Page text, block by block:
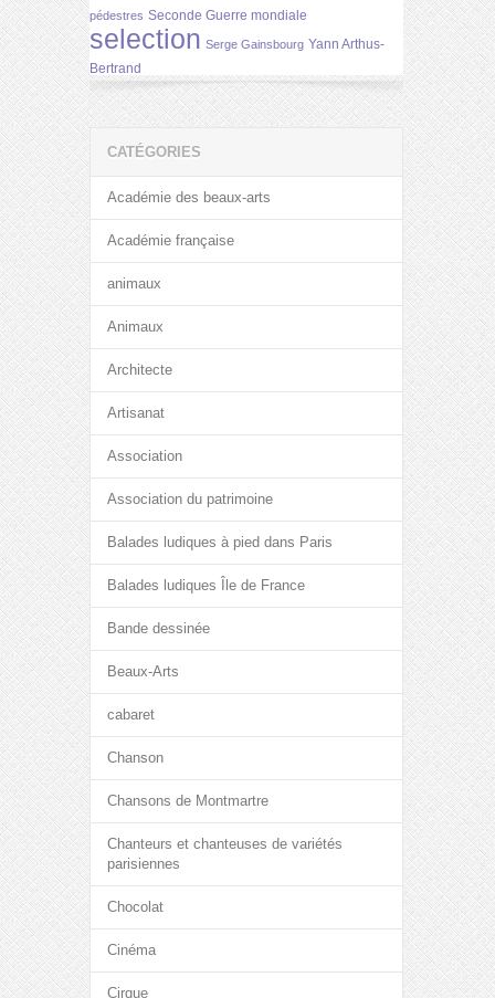
pédestres Seconde Guerre mondiale
selection Serge Gainsbourg Yann Arthus-
Bertrand
CATÉGORIES
Académie des beaux-arts
Académie française
animaux
Animaux
Architecte
Artisanat
Association
Association du patrimoine
Balades ludiques à pied dans Paris
Balades ludiques Île de France
Bande dessinée
Beaux-Arts
cabaret
Chanson
Chansons de Montmartre
Chanteurs et chanteuses de variétés
parisiennes
Chocolat
Cinéma
Cirque